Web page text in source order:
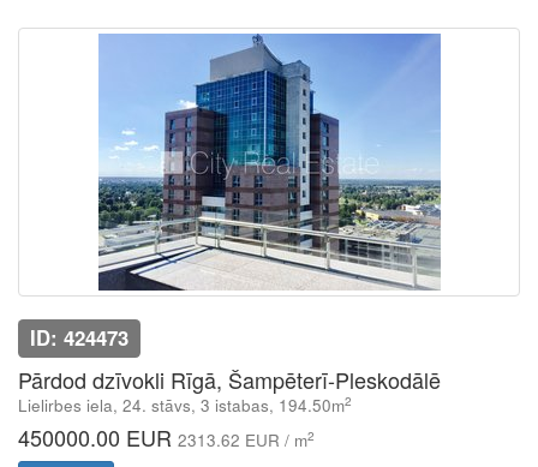
ID: 424473
Pārdod dzīvokli Rīgā, Šampēterī-Pleskodālē
Lielirbes iela, 24. stāvs, 3 istabas, 194.50m2
450000.00 EUR 2313.62 EUR / m2